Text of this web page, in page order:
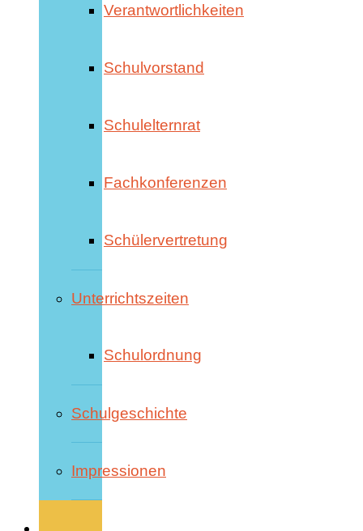
Verantwortlichkeiten
Schulvorstand
Schulelternrat
Fachkonferenzen
Schülervertretung
Unterrichtszeiten
Schulordnung
Schulgeschichte
Impressionen